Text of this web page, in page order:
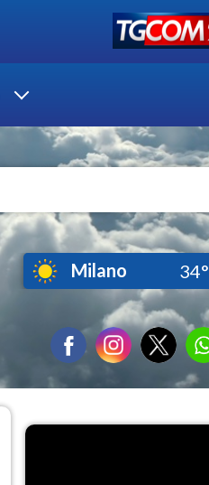
Milano 34°